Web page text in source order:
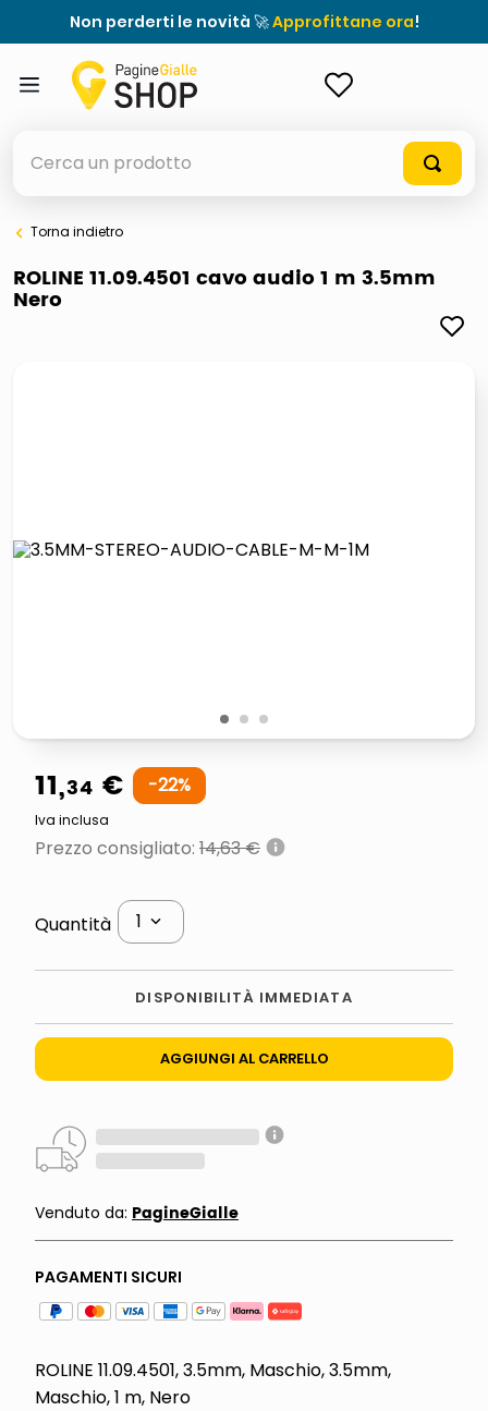
Non perderti le novità 🚀Approfittane ora!
elenchi telefonici
orologio parete
Torna indietro
ROLINE 11.09.4501 cavo audio 1 m 3.5mm
Nero
1 2 3
11,34 € -22%
Iva inclusa
Prezzo consigliato: 14,63 €
Quantità 1
DISPONIBILITÀ IMMEDIATA
AGGIUNGI AL CARRELLO
Venduto da: PagineGialle
PAGAMENTI SICURI
ROLINE 11.09.4501, 3.5mm, Maschio, 3.5mm,
Maschio, 1 m, Nero